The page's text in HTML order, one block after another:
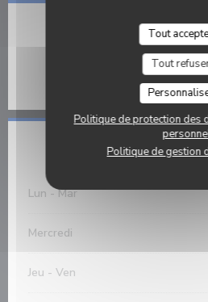
Tout
Tout
Politique de protection des
Politique de gestion
Accès
Parking
en face du
Lun -Mar
Mercredi
Jeu - Ven